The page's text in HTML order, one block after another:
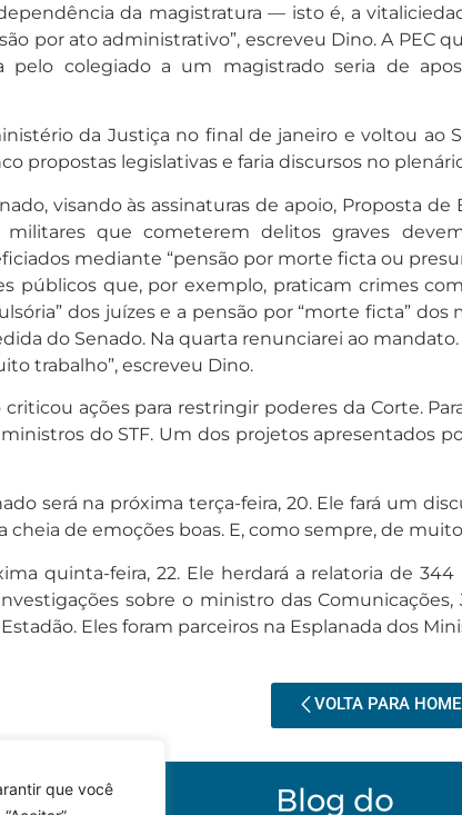
que você
da magistratura — isto é, a
por ato administrativo”, escreveu Dino. A PEC
pelo colegiado a um magistrado seria de
da Justiça no final de janeiro e voltou ao
propostas legislativas e faria discursos no
visando às assinaturas de apoio, Proposta
que cometerem delitos graves
mediante “pensão por morte ficta ou
públicos que, por exemplo, praticam crimes
dos juízes e a pensão por “morte ficta”
do Senado. Na quarta renunciarei ao
trabalho”, escreveu Dino.
ações para restringir poderes da Corte.
do STF. Um dos projetos apresentados
será na próxima terça-feira, 20. Ele fará um
cheia de emoções boas. E, como sempre, de
quinta-feira, 22. Ele herdará a relatoria de
sobre o ministro das
Eles foram parceiros na Esplanada dos
VOLTA PARA HOME